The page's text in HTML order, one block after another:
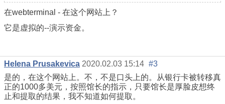
在webterminal - 在这个网站上？
它是虚拟的--演示资金。
Helena Prusakevica 2020.02.03 15:14 #3
是的，在这个网站上。不，不是口头上的。从银行卡被转移真
正的1000多美元，按照馆长的指示，只要馆长是厚脸皮想终
止和提取的结果，我不知道如何提取。